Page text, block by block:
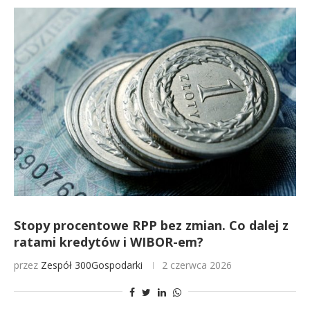
Stopy procentowe RPP bez zmian. Co dalej z
ratami kredytów i WIBOR-em?
przez Zespół 300Gospodarki 2 czerwca 2026